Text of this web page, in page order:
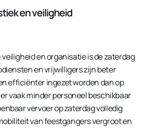
en veiligheid
veiligheid en organisatie is de zaterdag
en vrijwilligers zijn beter
efficiënter ingezet worden dan op
vaak minder personeel beschikbaar
vervoer op zaterdag volledig
van feestgangers vergroot en